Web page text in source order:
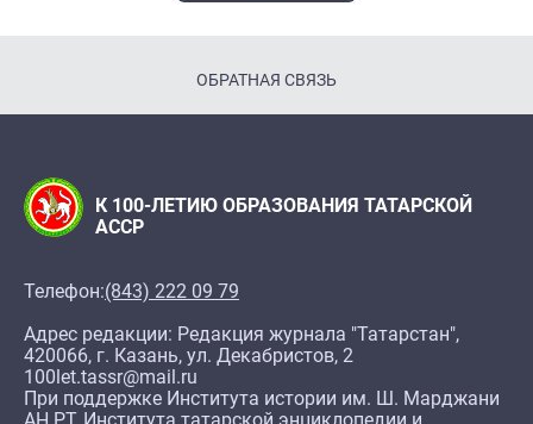
ОБРАТНАЯ СВЯЗЬ
К 100-ЛЕТИЮ ОБРАЗОВАНИЯ ТАТАРСКОЙ
АССР
Телефон:(843) 222 09 79
Адрес редакции: Редакция журнала "Татарстан",
420066, г. Казань, ул. Декабристов, 2
100let.tassr@mail.ru
При поддержке Института истории им. Ш. Марджани